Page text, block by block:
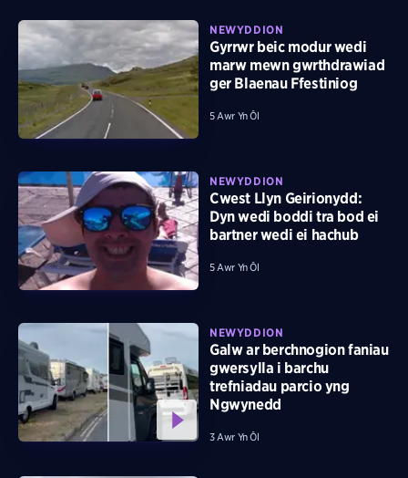
NEWYDDION
Gyrrwr beic modur wedi
marw mewn gwrthdrawiad
ger Blaenau Ffestiniog
5 Awr Yn Ôl
NEWYDDION
Cwest Llyn Geirionydd:
Dyn wedi boddi tra bod ei
bartner wedi ei hachub
5 Awr Yn Ôl
NEWYDDION
Galw ar berchnogion faniau
gwersylla i barchu
trefniadau parcio yng
Ngwynedd
3 Awr Yn Ôl